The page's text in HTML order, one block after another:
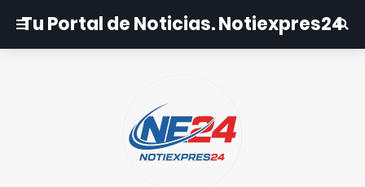
Tu Portal de Noticias. Notiexpres24